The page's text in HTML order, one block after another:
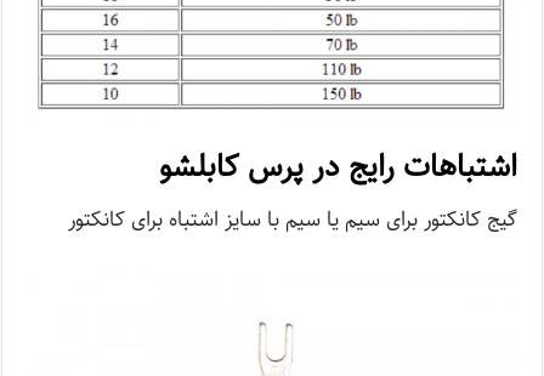
اشتباهات رایج در پرس کابلشو
گیج کانکتور برای سیم یا سیم با سایز اشتباه برای کانکتور